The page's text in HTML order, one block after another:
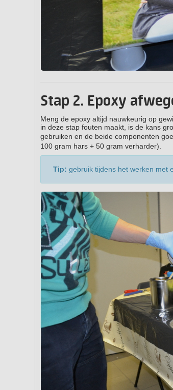
Stap 2. Epoxy
Meng de epoxy altijd nauwkeurig op
in deze stap fouten maakt, is de kans
gebruiken en de beide componenten
100 gram hars + 50 gram verharder).
Tip: gebruik tijdens het werken met